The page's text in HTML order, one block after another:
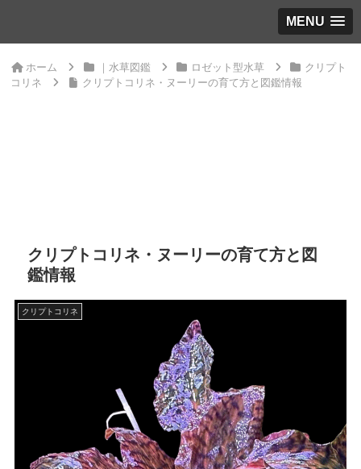
MENU
ホーム ｜水草図鑑 ロゼット型水草
クリプト
コリネ
クリプトコリネ・ヌーリーの育て方と図鑑情報
クリプトコリネ・ヌーリーの育て方と図
鑑情報
クリプトコリネ